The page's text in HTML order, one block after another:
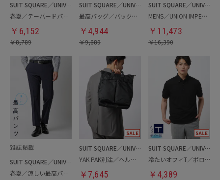
SUIT SQUARE／UNIVERSAL LANGUAGE
春夏／テーパードパンツ
￥ 6,152
￥8,789
SUIT SQUARE／UNIVERSAL LANGUAGE
最高バッグ／バックパック
￥ 4,944
￥9,889
SUIT SQUARE／UNIVERSAL LANGUAGE
MENS／UNION IMPERIAL監修／コインローファー
￥ 11,473
￥16,390
SUIT SQUARE／UNIVERSAL LANGUAGE
春夏／涼しい最高パンツ
SUIT SQUARE／UNIVERSAL LANGUAGE
YAK PAK別注／ヘルメットバッグ
￥ 7,645
SUIT SQUARE／UNIVERSAL LANGUAGE
冷たいオフィT／ポロシャツ
￥ 4,389